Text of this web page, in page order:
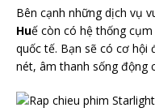
Bên cạnh những dịch vụ
Huế còn có hệ thống
quốc tế. Bạn sẽ có cơ hội
nét, âm thanh sống động